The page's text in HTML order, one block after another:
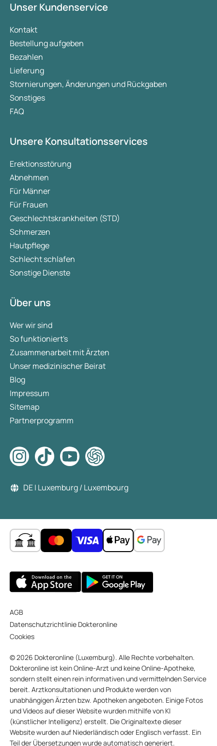
Unser Kundenservice
Kontakt
Bestellung aufgeben
Bezahlen
Lieferung
Stornierungen, Änderungen und Rückgaben
Sonstiges
FAQ
Unsere Konsultationsservices
Erektionsstörung
Abnehmen
Für Männer
Für Frauen
Geschlechtskrankheiten (STD)
Schmerzen
Hautpflege
Schlecht schlafen
Sonstige Dienste
Über uns
Wer wir sind
So funktioniert's
Zusammenarbeit mit Ärzten
Unser medizinischer Beirat
Blog
Impressum
Sitemap
Partnerprogramm
DE | Luxemburg / Luxembourg
AGB
Datenschutzrichtlinie Dokteronline
Cookies
© 2026 Dokteronline (Luxemburg). Alle Rechte vorbehalten.
Dokteronline ist kein Online-Arzt und keine Online-Apotheke,
sondern stellt einen rein informativen und vermittelnden Service
bereit. Arztkonsultationen und Produkte werden von
unabhängigen Ärzten bzw. Apotheken angeboten. Einige Fotos
und Videos auf dieser Website wurden mithilfe von KI
(künstlicher Intelligenz) erstellt. Die Originaltexte dieser
Website wurden auf Niederländisch oder Englisch verfasst. Ein
Teil der Übersetzungen wurde automatisch generiert.